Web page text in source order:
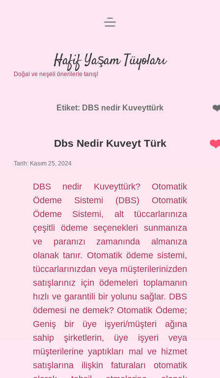
Anasayfa
Gizlilik Politikası
Yasal Uyarı
menüyü
Hafif Yaşam Tüyoları
Doğal ve neşeli önerilerle tanış!
Etiket: DBS nedir Kuveyttürk
Dbs Nedir Kuveyt Türk
Tarih: Kasım 25, 2024
DBS nedir Kuveyttürk? Otomatik
Ödeme Sistemi (DBS) Otomatik
Ödeme Sistemi, alt tüccarlarınıza
çeşitli ödeme seçenekleri sunmanıza
ve paranızı zamanında almanıza
olanak tanır. Otomatik ödeme sistemi,
tüccarlarınızdan veya müşterilerinizden
satışlarınız için ödemeleri toplamanın
hızlı ve garantili bir yolunu sağlar. DBS
ödemesi ne demek? Otomatik Ödeme;
Geniş bir üye işyeri/müşteri ağına
sahip şirketlerin, üye işyeri veya
müşterilerine yaptıkları mal ve hizmet
satışlarına ilişkin faturaları otomatik